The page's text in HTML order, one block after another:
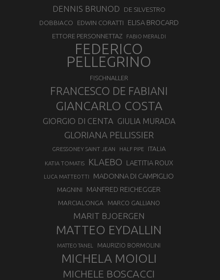
DENNIS BRUNOD DE SILVESTRO
DOBBIACO EDWIN CORATTI ELISA BROCARD
ETTORE PERSONNETTAZ FABIO MERALDI
FEDERICO
PELLEGRINO
FISCHNALLER
FRANCESCO DE FABIANI
GIANCARLO COSTA
GIORGIO DI CENTA GIULIA MURADA
GLORIANA PELLISSIER
GRESSONEY SAINT JEAN HALF PIPE ITALIA
KATIA TOMATIS KLAEBO LAETITIA ROUX
LUCA MATTEOTTI MADONNA DI CAMPIGLIO
MAGNINI MANFRED REICHEGGER
MARCIALONGA MARCO GALLIANO
MARIT BJOERGEN
MATTEO EYDALLIN
MATTEO TANEL MAURIZIO BORMOLINI
MICHELA MOIOLI
MICHELE BOSCACCI